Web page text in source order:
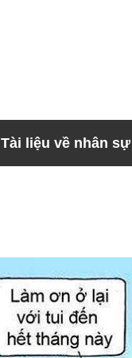
Tài liệu về nhân sự